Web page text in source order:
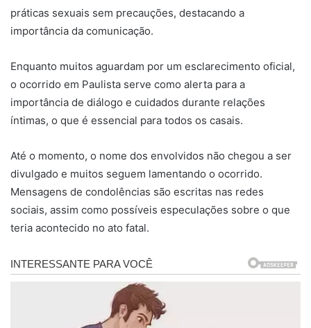
práticas sexuais sem precauções, destacando a
importância da comunicação.
Enquanto muitos aguardam por um esclarecimento oficial,
o ocorrido em Paulista serve como alerta para a
importância de diálogo e cuidados durante relações
íntimas, o que é essencial para todos os casais.
Até o momento, o nome dos envolvidos não chegou a ser
divulgado e muitos seguem lamentando o ocorrido.
Mensagens de condolências são escritas nas redes
sociais, assim como possíveis especulações sobre o que
teria acontecido no ato fatal.